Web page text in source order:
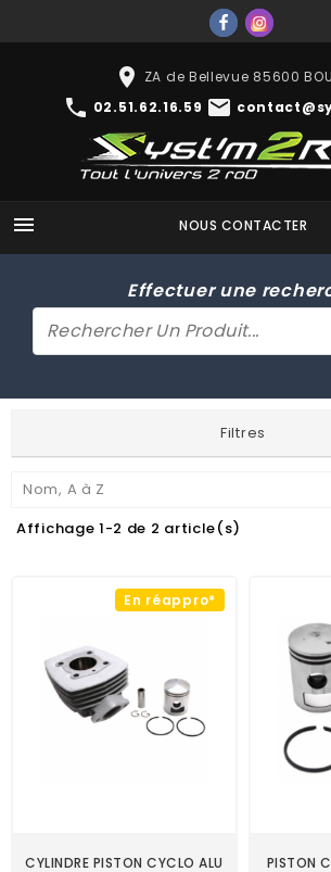
place ZA de Bellevue 85600
phone 02.51.62.16.59 mail
 NOUS CONTACTER
Effectuer une
Filtres
Nom, A à Z
Affichage 1-2 de 2 article(s)
En réappro*
CYLINDRE PISTON CYCLO ALU
PISTON